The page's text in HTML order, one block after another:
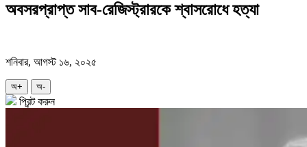
অবসরপ্রাপ্ত সাব-রেজিস্ট্রারকে শ্বাসরোধে হত্যা
শনিবার, আগস্ট ১৬, ২০২৫
অ+ অ-
প্রিন্ট করুন